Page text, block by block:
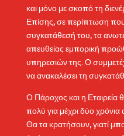
και μόνο με σκοπό τη
Επίσης, σε περίπτωση
συγκατάθεσή του, τα
απευθείας εμπορική
υπηρεσιών της. Ο
να ανακαλέσει τη
Ο Πάροχος και η Εταιρεία
πολύ για μέχρι δύο
Θα τα κρατήσουν, γιατί